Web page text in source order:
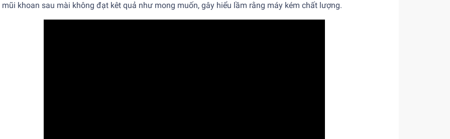
mũi khoan sau mài không đạt kêt quả như mong muốn, gây hiểu lầm rằng máy kém chất lượng.